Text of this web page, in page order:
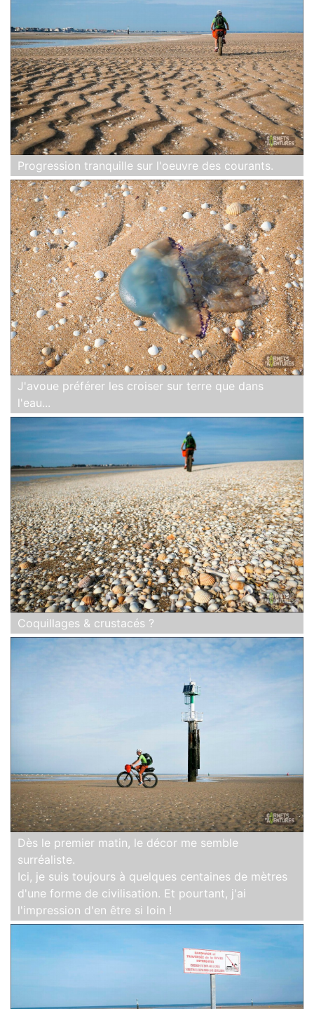
Progression tranquille sur l'oeuvre des courants.
J'avoue préférer les croiser sur terre que dans
l'eau...
Coquillages & crustacés ?
Dès le premier matin, le décor me semble
surréaliste.
Ici, je suis toujours à quelques centaines de mètres
d'une forme de civilisation. Et pourtant, j'ai
l'impression d'en être si loin !